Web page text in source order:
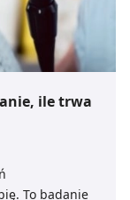
ile trwa
To badanie